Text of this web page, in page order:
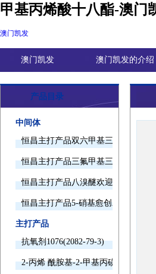
甲基丙烯酸十八酯-澳门
澳门凯发
澳门凯发 澳门凯发的介绍
产品目录
中间体
恒昌主打产品双六甲基三胺欢迎询价
恒昌主打产品三氟甲基三甲基硅烷欢
恒昌主打产品八溴醚欢迎询价
恒昌主打产品5-硝基愈创木酚钠欢迎
主打产品
抗氧剂1076(2082-79-3)
2-丙烯 酰胺基-2-甲基丙磺酸(15214-